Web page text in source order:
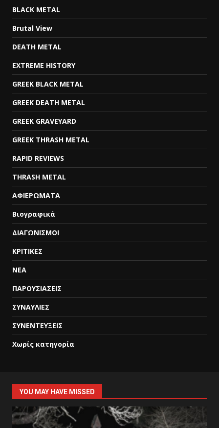
BLACK METAL
Brutal View
DEATH METAL
EXTREME HISTORY
GREEK BLACK METAL
GREEK DEATH METAL
GREEK GRAVEYARD
GREEK THRASH METAL
RAPID REVIEWS
THRASH METAL
ΑΦΙΕΡΩΜΑΤΑ
Βιογραφικά
ΔΙΑΓΩΝΙΣΜΟΙ
ΚΡΙΤΙΚΕΣ
ΝΕΑ
ΠΑΡΟΥΣΙΑΣΕΙΣ
ΣΥΝΑΥΛΙΕΣ
ΣΥΝΕΝΤΕΥΞΕΙΣ
Χωρίς κατηγορία
YOU MAY HAVE MISSED